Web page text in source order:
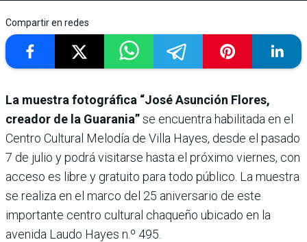
Compartir en redes
La muestra fotográfica “José Asunción Flores,
creador de la Guarania”se encuentra habilitada en el
Centro Cultural Melodía de Villa Hayes, desde el pasado
7 de julio y podrá visitarse hasta el próximo viernes, con
acceso es libre y gratuito para todo público. La muestra
se realiza en el marco del 25 aniversario de este
importante centro cultural chaqueño ubicado en la
avenida Laudo Hayes n.º 495.